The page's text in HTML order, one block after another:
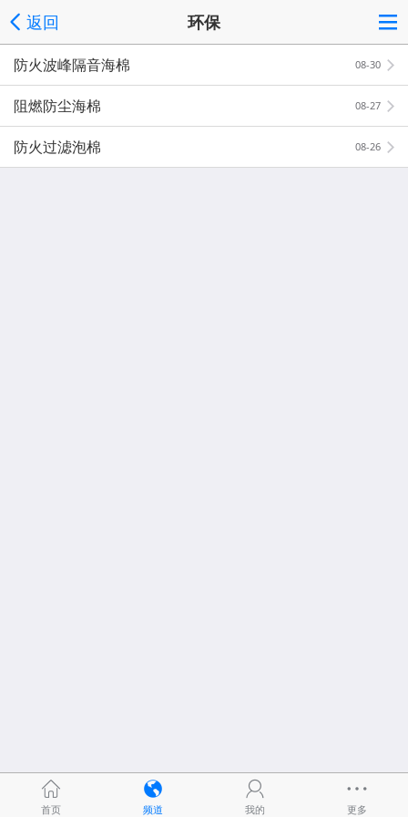
返回 环保
08-30
防火波峰隔音海棉
08-27
阻燃防尘海棉
08-26
防火过滤泡棉
首页 频道 我的 更多